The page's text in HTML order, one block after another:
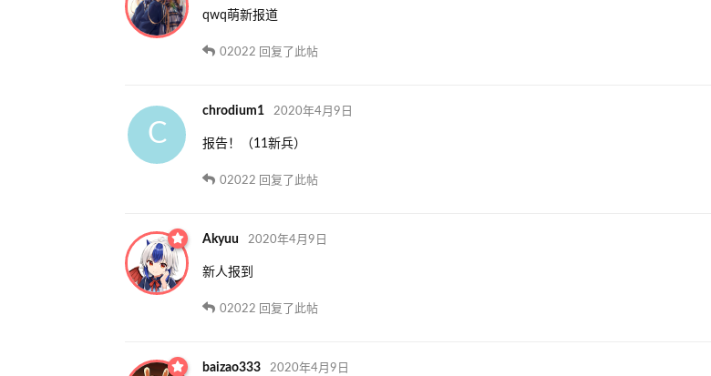
qwq萌新报道
02022 回复了此帖
C
chrodium1 2020年4月9日
报告！（11新兵）
02022 回复了此帖
Akyuu 2020年4月9日
新人报到
02022 回复了此帖
baizao333 2020年4月9日